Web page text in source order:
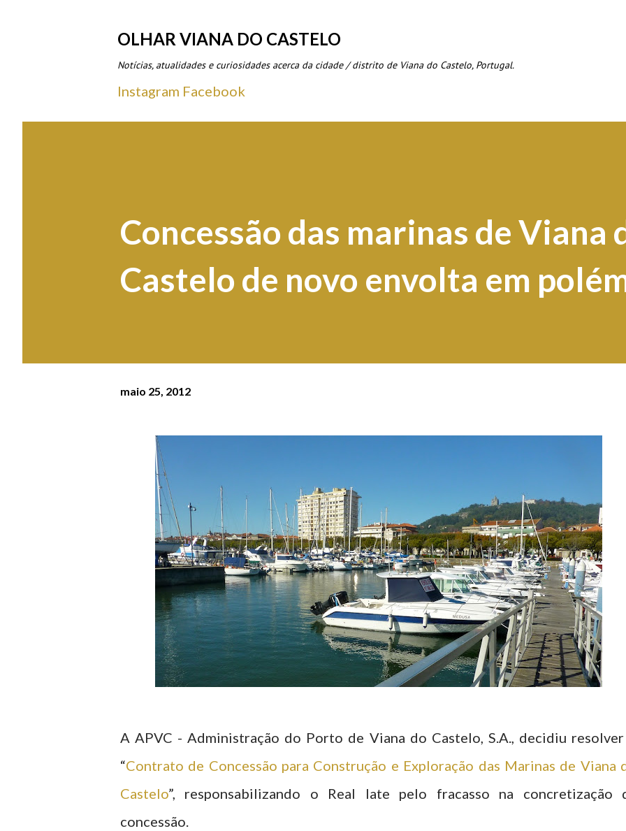
OLHAR VIANA DO CASTELO
Notícias, atualidades e curiosidades acerca da cidade / distrito de Viana do Castelo, Portugal.
Instagram Facebook
Concessão das marinas de Viana
Castelo de novo envolta em
maio 25, 2012
A APVC - Administração do Porto de Viana do Castelo, S.A., decidiu
“Contrato de Concessão para Construção e Exploração das Marinas de Viana
Castelo”, responsabilizando o Real Iate pelo fracasso na concretização
concessão.